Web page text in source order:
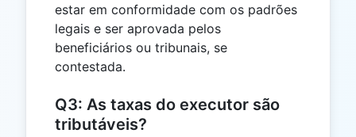
estar em conformidade com os padrões
legais e ser aprovada pelos
beneficiários ou tribunais, se
contestada.
Q3: As taxas do executor são
tributáveis?